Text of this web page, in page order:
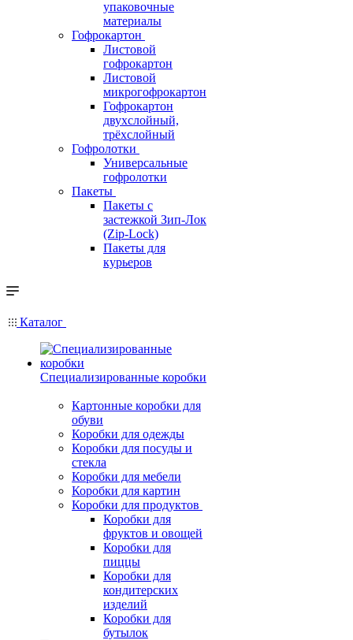
упаковочные
материалы
Гофрокартон
Листовой
гофрокартон
Листовой
микрогофрокартон
Гофрокартон
двухслойный,
трёхслойный
Гофролотки
Универсальные
гофролотки
Пакеты
Пакеты с
застежкой Зип-Лок
(Zip-Lock)
Пакеты для
курьеров
Каталог
Специализированные коробки
Картонные коробки для
обуви
Коробки для одежды
Коробки для посуды и
стекла
Коробки для мебели
Коробки для картин
Коробки для продуктов
Коробки для
фруктов и овощей
Коробки для
пиццы
Коробки для
кондитерских
изделий
Коробки для
бутылок